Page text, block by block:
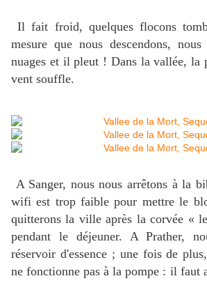
Il fait froid, quelques flocons
mesure que nous descendons,
nuages et il pleut ! Dans la vallée, la
vent souffle.
A Sanger, nous nous arrêtons à la
wifi est trop faible pour mettre le
quitterons la ville après la corvée «
pendant le déjeuner. A Prather,
réservoir d'essence ; une fois de
ne fonctionne pas à la pompe : il faut